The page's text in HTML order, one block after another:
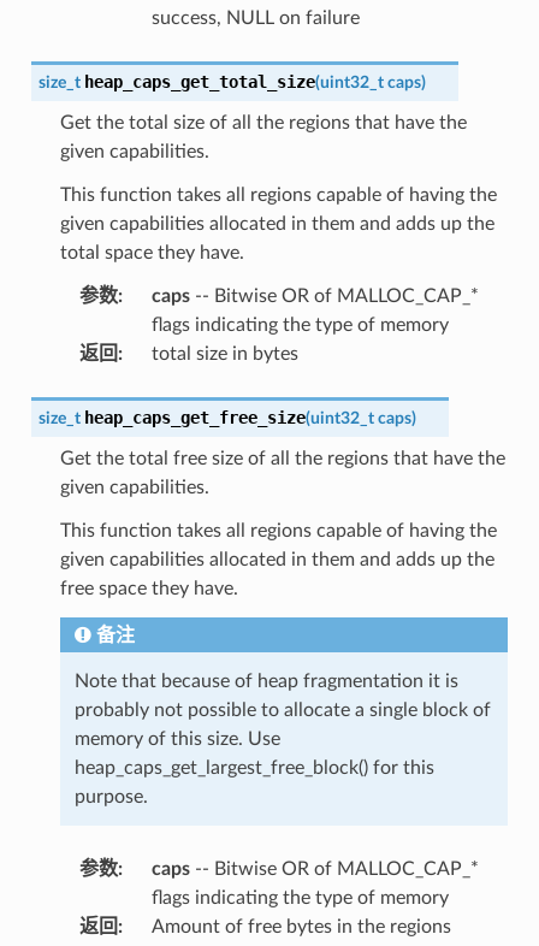
success, NULL on failure
size_t heap_caps_get_total_size(uint32_t caps)
Get the total size of all the regions that have the
given capabilities.
This function takes all regions capable of having the
given capabilities allocated in them and adds up the
total space they have.
参数: caps-- Bitwise OR of MALLOC_CAP_*
flags indicating the type of memory
返回 : total size in bytes
size_t heap_caps_get_free_size(uint32_t caps)
Get the total free size of all the regions that have the
given capabilities.
This function takes all regions capable of having the
given capabilities allocated in them and adds up the
free space they have.
备注
Note that because of heap fragmentation it is
probably not possible to allocate a single block of
memory of this size. Use
heap_caps_get_largest_free_block() for this
purpose.
参数: caps-- Bitwise OR of MALLOC_CAP_*
flags indicating the type of memory
返回 : Amount of free bytes in the regions